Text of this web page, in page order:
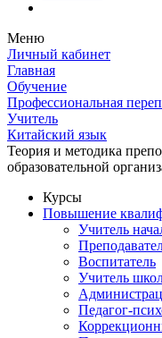
Меню
Личный кабинет
Главная
Обучение
Профессиональная
Учитель
Китайский язык
Теория и методика
образовательной
Курсы
Повышение
Учитель
Воспитатель
Учитель
Педагог-